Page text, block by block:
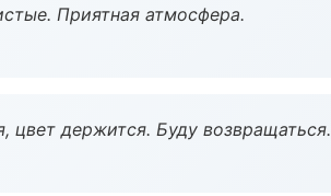
Приятная атмосфера.
держится. Буду возвращаться.